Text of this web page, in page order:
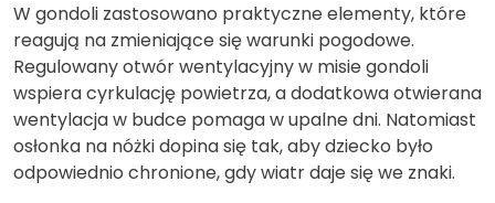
W gondoli zastosowano praktyczne elementy, które
reagują na zmieniające się warunki pogodowe.
Regulowany otwór wentylacyjny w misie gondoli
wspiera cyrkulację powietrza, a dodatkowa otwierana
wentylacja w budce pomaga w upalne dni. Natomiast
osłonka na nóżki dopina się tak, aby dziecko było
odpowiednio chronione, gdy wiatr daje się we znaki.